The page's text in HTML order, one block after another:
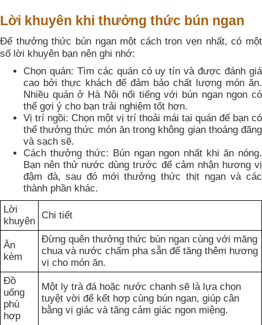
Lời khuyên khi thưởng thức bún ngan
Để thưởng thức bún ngan một cách trọn vẹn nhất, có một
số lời khuyên bạn nên ghi nhớ:
Chọn quán: Tìm các quán có uy tín và được đánh giá
cao bởi thực khách để đảm bảo chất lượng món ăn.
Nhiều quán ở Hà Nội nổi tiếng với bún ngan ngon có
thể gợi ý cho bạn trải nghiệm tốt hơn.
Vị trí ngồi: Chọn một vị trí thoải mái tại quán để bạn có
thể thưởng thức món ăn trong không gian thoáng đãng
và sạch sẽ.
Cách thưởng thức: Bún ngan ngon nhất khi ăn nóng.
Bạn nên thử nước dùng trước để cảm nhận hương vị
đậm đà, sau đó mới thưởng thức thịt ngan và các
thành phần khác.
Lời
khuyên
Chi tiết
Ăn
kèm
Đừng quên thưởng thức bún ngan cùng với măng
chua và nước chấm pha sẵn để tăng thêm hương
vị cho món ăn.
Đồ
uống
phù
hợp
Một ly trà đá hoặc nước chanh sẽ là lựa chọn
tuyệt vời để kết hợp cùng bún ngan, giúp cân
bằng vị giác và tăng cảm giác ngon miệng.